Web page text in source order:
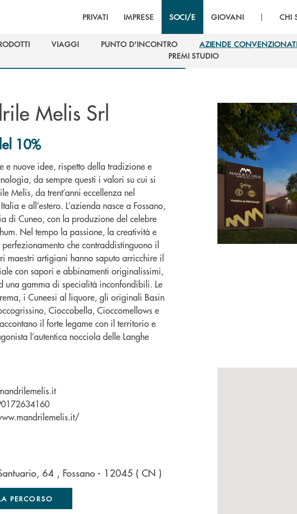
PRIVATI IMPRESE SOCI/E GIOVANI | CHI
VIAGGI
PUNTO D'INCONTRO
PUNTO D'INCONTRO
AZIENDE
AZIENDE CONVENZIONATE
PREMI STUDIO
PREMI STUDIO
Melis Srl
10%
e nuove idee, rispetto della tradizione e
da sempre questi i valori su cui si
Melis, da trent’anni eccellenza nel
e all’estero. L’azienda nasce a Fossano,
di Cuneo, con la produzione del celebre
Nel tempo la passione, la creatività e
perfezionamento che contraddistinguono il
maestri artigiani hanno saputo arricchire il
con sapori e abbinamenti originalissimi,
una gamma di specialità inconfondibili. Le
i Cuneesi al liquore, gli originali Basin
Cioccobella, Cioccomellows e
il forte legame con il territorio e
l’autentica nocciola delle Langhe
64 , Fossano - 12045 ( CN )
PERCORSO